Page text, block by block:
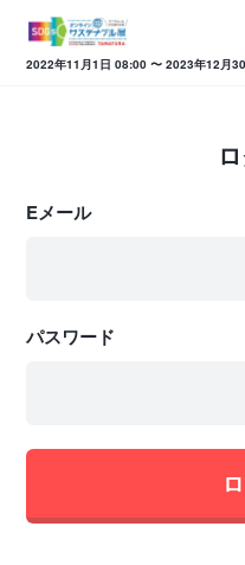
2022年11月1日 08:00 〜 2023年12月
Eメール
パスワード